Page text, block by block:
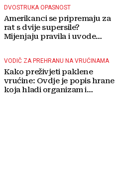
DVOSTRUKA OPASNOST
Amerikanci se pripremaju za
rat s dvije supersile?
Mijenjaju pravila i uvode
VODIČ ZA PREHRANU NA VRUĆINAMA
Kako preživjeti paklene
vrućine: Ovdje je popis hrane
koja hladi organizam i